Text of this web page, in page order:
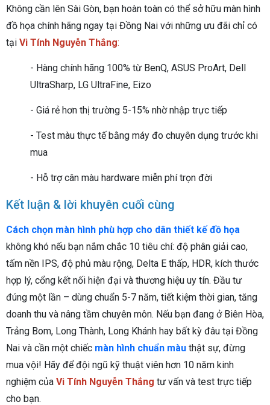
Không cần lên Sài Gòn, bạn hoàn toàn có thể sở hữu màn hình
đồ họa chính hãng ngay tại Đồng Nai với những ưu đãi chỉ có
tại Vi Tính Nguyễn Thắng:
- Hàng chính hãng 100% từ BenQ, ASUS ProArt, Dell
UltraSharp, LG UltraFine, Eizo
- Giá rẻ hơn thị trường 5-15% nhờ nhập trực tiếp
- Test màu thực tế bằng máy đo chuyên dụng trước khi
mua
- Hỗ trợ cân màu hardware miễn phí trọn đời
Kết luận & lời khuyên cuối cùng
Cách chọn màn hình phù hợp cho dân thiết kế đồ họa
không khó nếu bạn nắm chắc 10 tiêu chí: độ phân giải cao,
tấm nền IPS, độ phủ màu rộng, Delta E thấp, HDR, kích thước
hợp lý, cổng kết nối hiện đại và thương hiệu uy tín. Đầu tư
đúng một lần – dùng chuẩn 5-7 năm, tiết kiệm thời gian, tăng
doanh thu và nâng tầm chuyên môn. Nếu bạn đang ở Biên Hòa,
Trảng Bom, Long Thành, Long Khánh hay bất kỳ đâu tại Đồng
Nai và cần một chiếc màn hình chuẩn màu thật sự, đừng
mua vội! Hãy để đội ngũ kỹ thuật viên hơn 10 năm kinh
nghiệm của Vi Tính Nguyễn Thắng tư vấn và test trực tiếp
cho bạn.